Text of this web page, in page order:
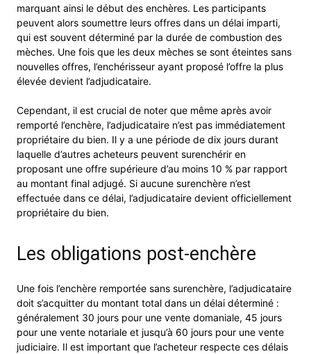
marquant ainsi le début des enchères. Les participants
peuvent alors soumettre leurs offres dans un délai imparti,
qui est souvent déterminé par la durée de combustion des
mèches. Une fois que les deux mèches se sont éteintes sans
nouvelles offres, l’enchérisseur ayant proposé l’offre la plus
élevée devient l’adjudicataire.
Cependant, il est crucial de noter que même après avoir
remporté l’enchère, l’adjudicataire n’est pas immédiatement
propriétaire du bien. Il y a une période de dix jours durant
laquelle d’autres acheteurs peuvent surenchérir en
proposant une offre supérieure d’au moins 10 % par rapport
au montant final adjugé. Si aucune surenchère n’est
effectuée dans ce délai, l’adjudicataire devient officiellement
propriétaire du bien.
Les obligations post-enchère
Une fois l’enchère remportée sans surenchère, l’adjudicataire
doit s’acquitter du montant total dans un délai déterminé :
généralement 30 jours pour une vente domaniale, 45 jours
pour une vente notariale et jusqu’à 60 jours pour une vente
judiciaire. Il est important que l’acheteur respecte ces délais